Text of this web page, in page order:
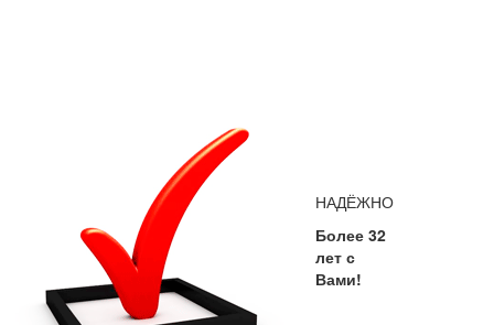
НАДЁЖНО
Более 32
лет с
Вами!